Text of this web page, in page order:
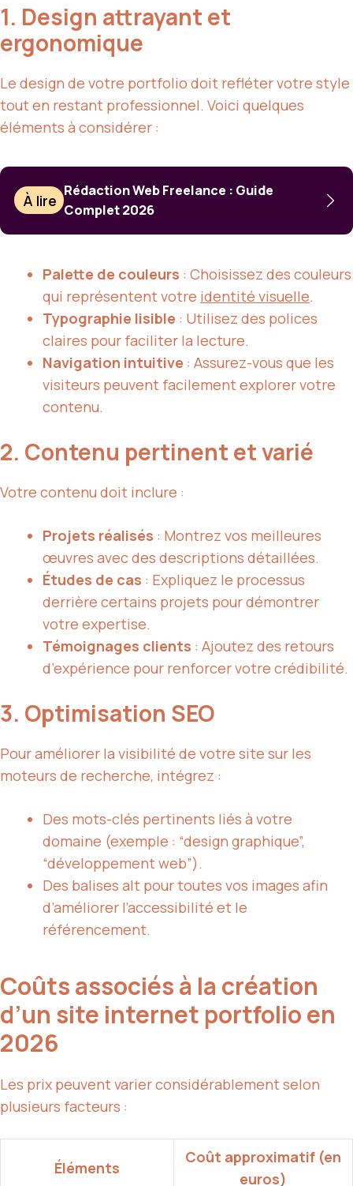
1. Design attrayant et
ergonomique
Le design de votre portfolio doit refléter votre style
tout en restant professionnel. Voici quelques
éléments à considérer :
À lire
Rédaction Web Freelance : Guide
Complet 2026
Palette de couleurs : Choisissez des couleurs
qui représentent votre identité visuelle.
Typographie lisible : Utilisez des polices
claires pour faciliter la lecture.
Navigation intuitive : Assurez-vous que les
visiteurs peuvent facilement explorer votre
contenu.
2. Contenu pertinent et varié
Votre contenu doit inclure :
Projets réalisés : Montrez vos meilleures
œuvres avec des descriptions détaillées.
Études de cas : Expliquez le processus
derrière certains projets pour démontrer
votre expertise.
Témoignages clients : Ajoutez des retours
d’expérience pour renforcer votre crédibilité.
3. Optimisation SEO
Pour améliorer la visibilité de votre site sur les
moteurs de recherche, intégrez :
Des mots-clés pertinents liés à votre
domaine (exemple : “design graphique”,
“développement web”).
Des balises alt pour toutes vos images afin
d’améliorer l’accessibilité et le
référencement.
Coûts associés à la création
d’un site internet portfolio en
2026
Les prix peuvent varier considérablement selon
plusieurs facteurs :
Éléments
Coût approximatif (en
euros)